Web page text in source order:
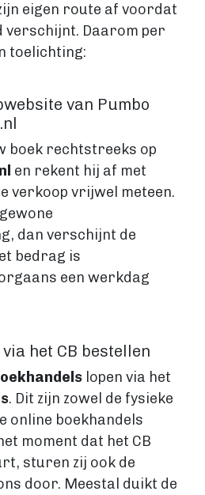
eigen route af voordat
verschijnt. Daarom per
toelichting:
van Pumbo
boek rechtstreeks op
en rekent hij af met
verkoop vrijwel meteen.
dan verschijnt de
bedrag is
een werkdag
het CB bestellen
lopen via het
. Dit zijn zowel de fysieke
online boekhandels
moment dat het CB
sturen zij ook de
door. Meestal duikt de